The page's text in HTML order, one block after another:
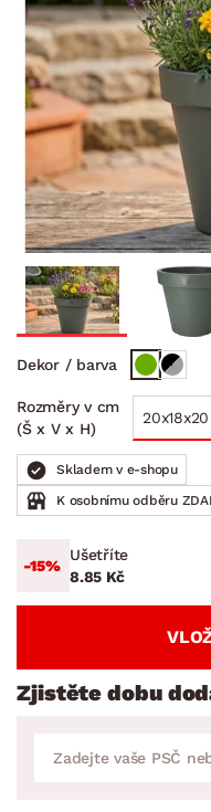
Dekor / barva
Rozměry v cm
(Š x V x H)
20x18x20
Skladem v e-shopu
K osobnímu odběru
-15%
Ušetříte
8.85 Kč
Zjistěte dobu